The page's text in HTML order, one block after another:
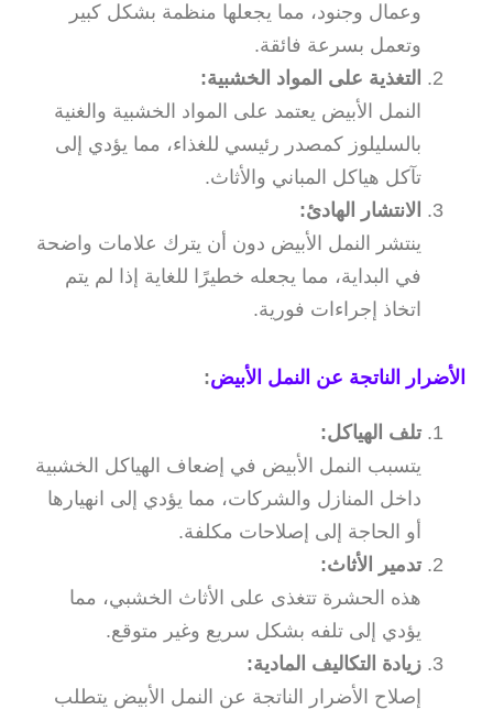
وعمال وجنود، مما يجعلها منظمة بشكل كبير
وتعمل بسرعة فائقة.
التغذية على المواد الخشبية:
النمل الأبيض يعتمد على المواد الخشبية والغنية
بالسليلوز كمصدر رئيسي للغذاء، مما يؤدي إلى
تآكل هياكل المباني والأثاث.
الانتشار الهادئ:
ينتشر النمل الأبيض دون أن يترك علامات واضحة
في البداية، مما يجعله خطيرًا للغاية إذا لم يتم
اتخاذ إجراءات فورية.
الأضرار الناتجة عن النمل الأبيض:
تلف الهياكل:
يتسبب النمل الأبيض في إضعاف الهياكل الخشبية
داخل المنازل والشركات، مما يؤدي إلى انهيارها
أو الحاجة إلى إصلاحات مكلفة.
تدمير الأثاث:
هذه الحشرة تتغذى على الأثاث الخشبي، مما
يؤدي إلى تلفه بشكل سريع وغير متوقع.
زيادة التكاليف المادية:
إصلاح الأضرار الناتجة عن النمل الأبيض يتطلب